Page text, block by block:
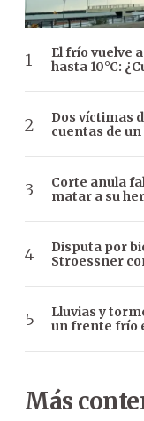
El frío vuelve
hasta 10°C:
Dos víctimas
cuentas de un
Corte anula
matar a su
Disputa por
Stroessner
Lluvias y
un frente frío
Más